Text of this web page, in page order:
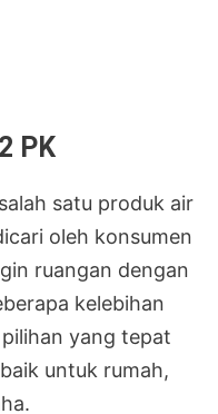
PK
satu produk air
oleh konsumen
ruangan dengan
kelebihan
yang tepat
untuk rumah,